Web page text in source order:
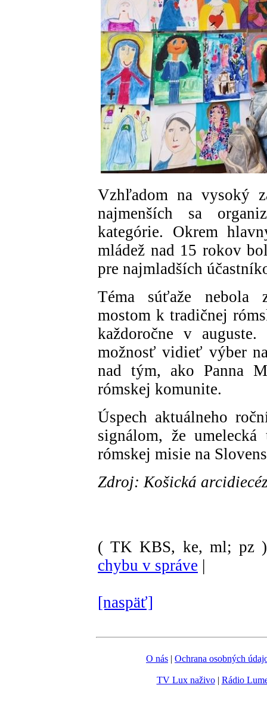
Vzhľadom na vysoký
najmenších sa
kategórie. Okrem
mládež nad 15 rokov
pre najmladších
Téma súťaže nebola
mostom k tradičnej
každoročne v
možnosť vidieť výber
nad tým, ako Panna
rómskej komunite.
Úspech aktuálneho
signálom, že
rómskej misie na
Zdroj: Košická
( TK KBS, ke, ml; pz )
chybu v správe |
[naspäť]
O nás | Ochrana osobných
TV Lux naživo| Rádio